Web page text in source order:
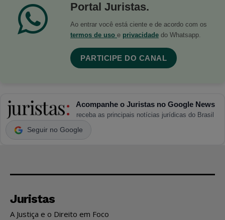
Portal Juristas.
Ao entrar você está ciente e de acordo com os
termos de uso e privacidade do Whatsapp.
PARTICIPE DO CANAL
Acompanhe o Juristas no Google News
receba as principais notícias jurídicas do Brasil
Seguir no Google
Juristas
A Justiça e o Direito em Foco